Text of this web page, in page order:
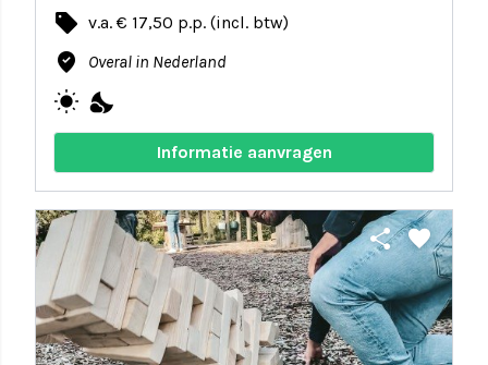
local_offer v.a. € 17,50 p.p. (incl. btw)
where_to_vote Overal in Nederland
wb_sunny nights_stay
Informatie aanvragen
share favorite